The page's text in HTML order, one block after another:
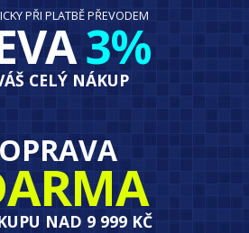
PŘI PLATBĚ PŘEVODEM
3%
CELÝ NÁKUP
NAD 9 999 KČ